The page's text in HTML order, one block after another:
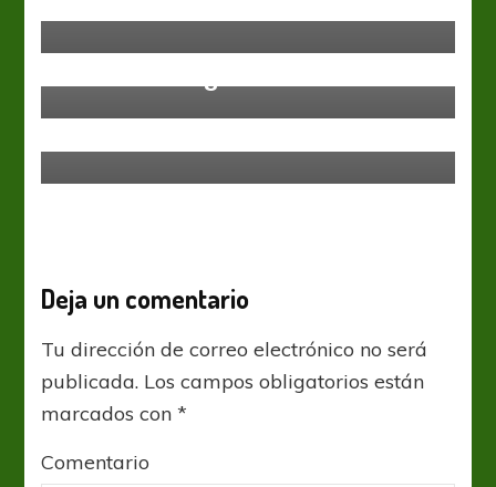
Deja un comentario
Tu dirección de correo electrónico no será
publicada. Los campos obligatorios están
marcados con*
Comentario